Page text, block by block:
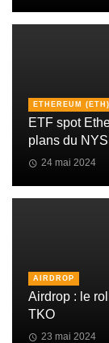
ETHEREUM (ETH)
ETF spot
plans du
24 mai 2024
AIRDROP
Airdrop : le
TKO
23 mai 2024